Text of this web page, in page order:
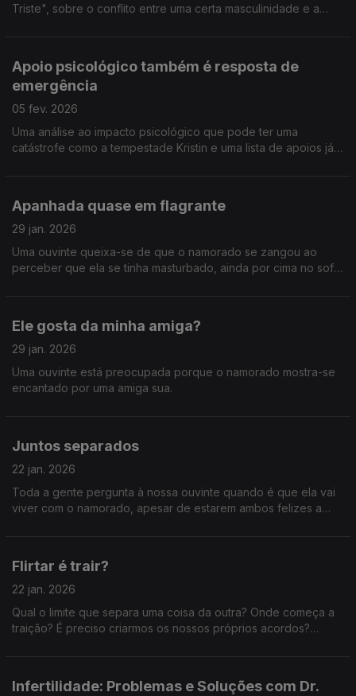
Triste", sobre o conflito entre uma certa masculinidade e a
Apoio psicológico também é resposta de
emergência
05 fev. 2026
Uma análise ao impacto psicológico que pode ter uma
catástrofe como a tempestade Kristin e uma lista de apoios já
Apanhada quase em flagrante
29 jan. 2026
Uma ouvinte queixa-se de que o namorado se zangou ao
perceber que ela se tinha masturbado, ainda por cima no sofá.
Ele gosta da minha amiga?
29 jan. 2026
Uma ouvinte está preocupada porque o namorado mostra-se
encantado por uma amiga sua.
Juntos separados
22 jan. 2026
Toda a gente pergunta à nossa ouvinte quando é que ela vai
viver com o namorado, apesar de estarem ambos felizes a
Flirtar é trair?
22 jan. 2026
Qual o limite que separa uma coisa da outra? Onde começa a
traição? É preciso criarmos os nossos próprios acordos?
Infertilidade: Problemas e Soluções com Dr.